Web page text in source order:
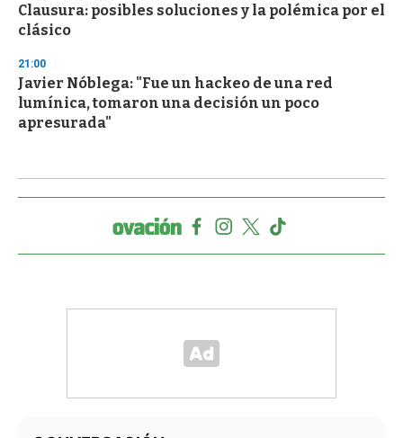
Clausura: posibles soluciones y la polémica por el
clásico
21:00
Javier Nóblega: "Fue un hackeo de una red
lumínica, tomaron una decisión un poco
apresurada"